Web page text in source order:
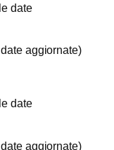
date
aggiornate)
date
aggiornate)